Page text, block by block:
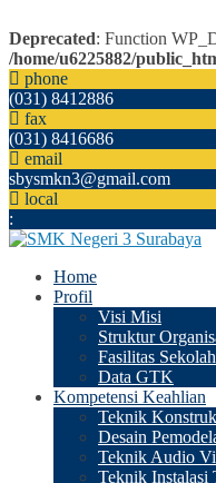
Deprecated: Function
/home/u6225882/
phone
(031) 8412886
fax
(031) 8416686
email
sbysmkn3@gmail.com
local
:
Home
Profil
Visi Misi
Struktur
Fasilitas Sekolah
Data GTK
Kompetensi Keahlian
Teknik
Desain
Teknik Audio
Teknik